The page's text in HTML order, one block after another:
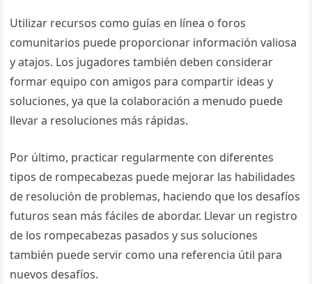
Utilizar recursos como guías en línea o foros
comunitarios puede proporcionar información valiosa
y atajos. Los jugadores también deben considerar
formar equipo con amigos para compartir ideas y
soluciones, ya que la colaboración a menudo puede
llevar a resoluciones más rápidas.
Por último, practicar regularmente con diferentes
tipos de rompecabezas puede mejorar las habilidades
de resolución de problemas, haciendo que los desafíos
futuros sean más fáciles de abordar. Llevar un registro
de los rompecabezas pasados y sus soluciones
también puede servir como una referencia útil para
nuevos desafíos.